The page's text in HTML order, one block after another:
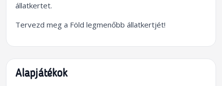
állatkertet.
Tervezd meg a Föld legmenőbb állatkertjét!
Alapjátékok